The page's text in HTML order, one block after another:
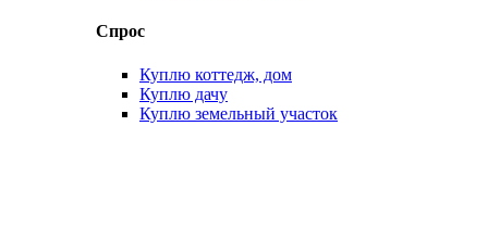
Спрос
Куплю коттедж, дом
Куплю дачу
Куплю земельный участок